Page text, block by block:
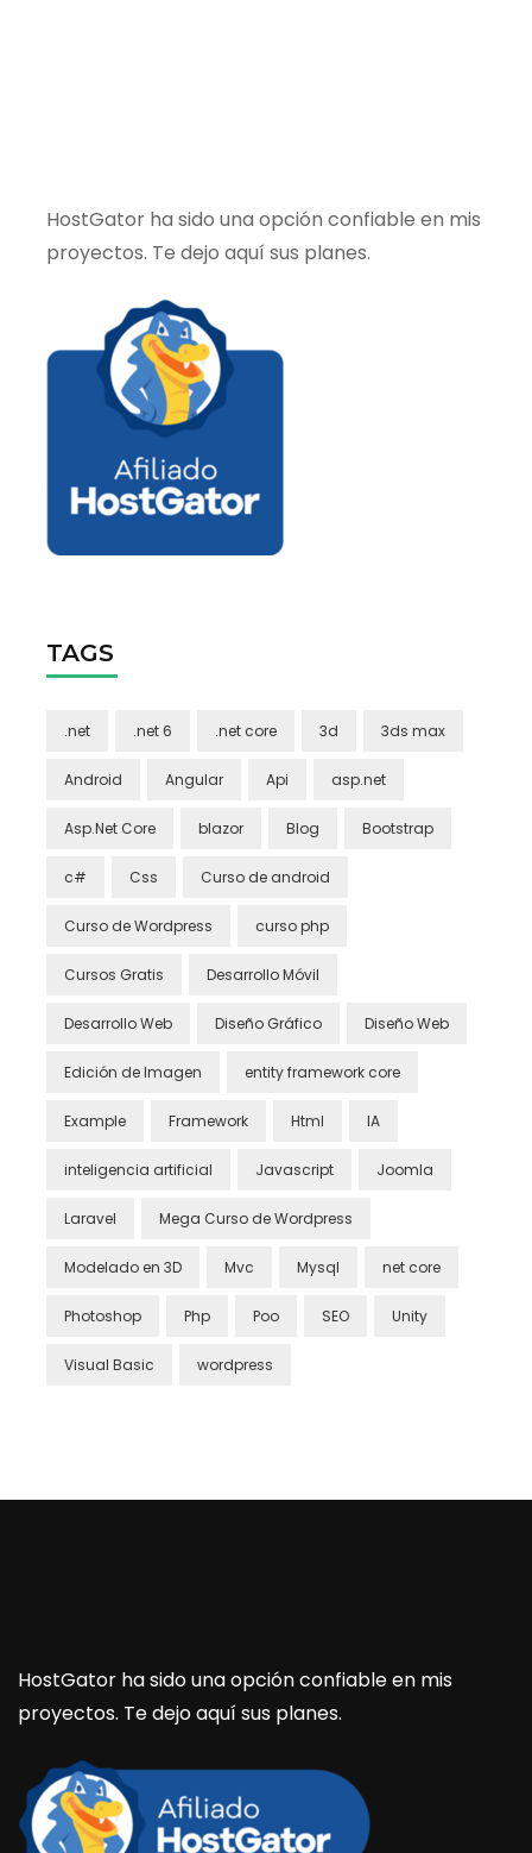
HostGator ha sido una opción confiable en mis
proyectos. Te dejo aquí sus planes.
TAGS
.net .net 6 .net core 3d 3ds max
Android Angular Api asp.net
Asp.Net Core blazor Blog Bootstrap
c# Css Curso de android
Curso de Wordpress curso php
Cursos Gratis Desarrollo Móvil
Desarrollo Web Diseño Gráfico Diseño Web
Edición de Imagen entity framework core
Example Framework Html IA
inteligencia artificial Javascript Joomla
Laravel Mega Curso de Wordpress
Modelado en 3D Mvc Mysql net core
Photoshop Php Poo SEO Unity
Visual Basic wordpress
HostGator ha sido una opción confiable en mis
proyectos. Te dejo aquí sus planes.